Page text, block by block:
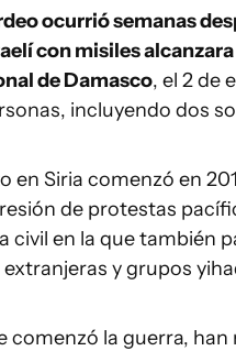
ocurrió semanas
con misiles
de Damasco, el 2 de
incluyendo dos
en Siria comenzó en
de protestas
civil en la que también
y grupos
comenzó la guerra,